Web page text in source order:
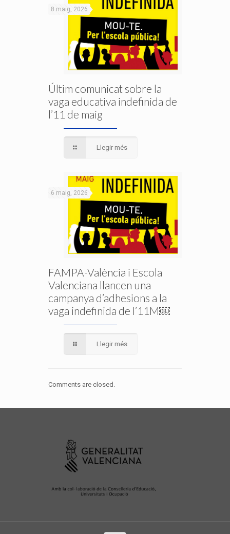
8 maig, 2026
Últim comunicat sobre la
vaga educativa indefinida de
l’11 de maig
Llegir més
6 maig, 2026
FAMPA-València i Escola
Valenciana llancen una
campanya d’adhesions a la
vaga indefinida de l’11M￼
Llegir més
Comments are closed.